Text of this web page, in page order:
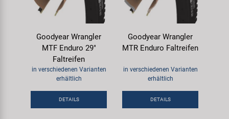
Goodyear Wrangler
MTF Enduro 29"
Faltreifen
in verschiedenen Varianten
erhältlich
DETAILS
Goodyear Wrangler
MTR Enduro Faltreifen
in verschiedenen Varianten
erhältlich
DETAILS